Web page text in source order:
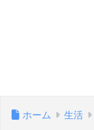
ホーム 生活